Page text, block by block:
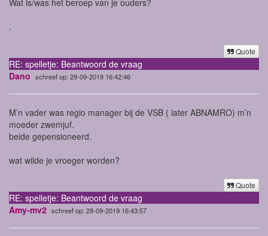
.
Quote
RE: spelletje: Beantwoord de vraag
Dano schreef op: 29-09-2019 16:42:46
M’n vader was regio manager bij de VSB ( later ABNAMRO) m’n
moeder zwemjuf.
beide gepensioneerd.
wat wilde je vroeger worden?
Quote
RE: spelletje: Beantwoord de vraag
Amy-mv2 schreef op: 29-09-2019 16:43:57